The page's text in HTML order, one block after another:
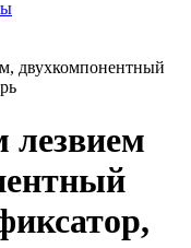
двухкомпонентный